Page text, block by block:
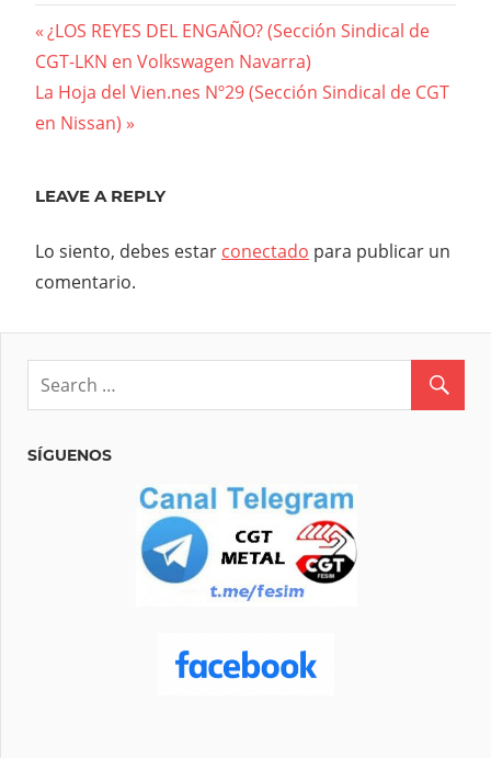
Navegación
de
entradas
Previous
Post:
¿LOS REYES DEL ENGAÑO? (Sección Sindical de
CGT-LKN en Volkswagen Navarra)
Next
Post:
La Hoja del Vien.nes Nº29 (Sección Sindical de CGT
en Nissan)
LEAVE A REPLY
Lo siento, debes estar conectado para publicar un
comentario.
SÍGUENOS